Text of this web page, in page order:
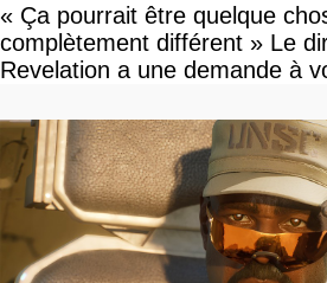
« Ça pourrait être quelque
complètement différent » Le
Revelation a une demande à